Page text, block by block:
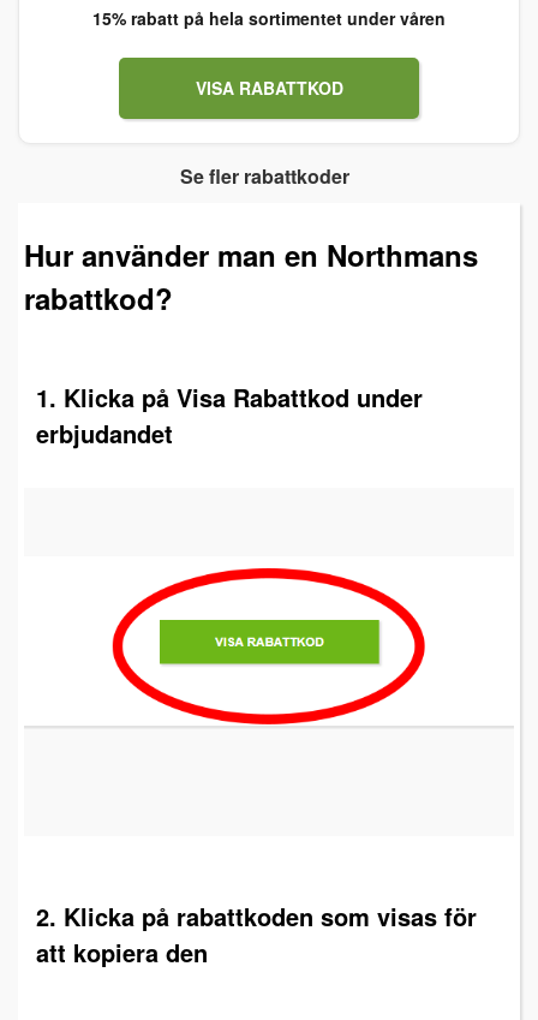
15% rabatt på hela sortimentet under våren
VISA RABATTKOD
Se fler rabattkoder
Hur använder man en Northmans
rabattkod?
1. Klicka på Visa Rabattkod under
erbjudandet
2. Klicka på rabattkoden som visas för
att kopiera den